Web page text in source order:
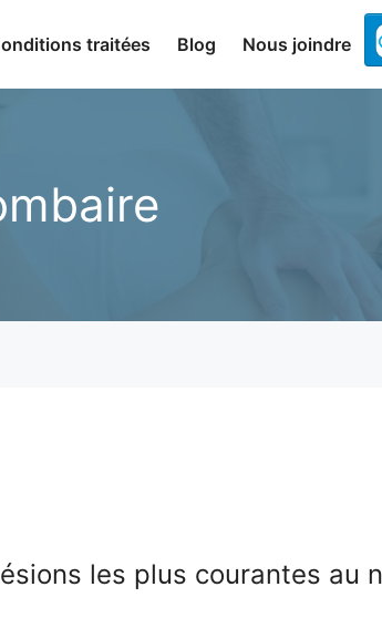
traitées Blog Nous joindre
les plus courantes au